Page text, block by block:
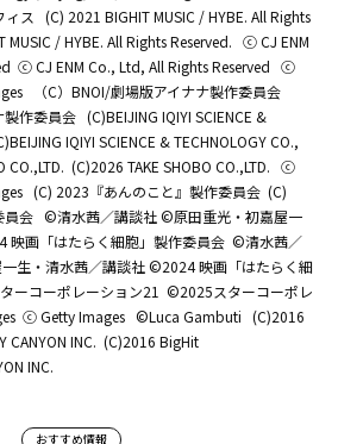
ス
(C) 2021 BIGHIT MUSIC / HYBE. All Rights
MUSIC / HYBE. All Rights Reserved. ⓒ CJ ENM
ⓒ CJ ENM Co., Ltd, All Rights Reserved ⓒ
（C）BNOI/劇場版アイナナ製作委員会
製作委員会 (C)BEIJING IQIYI SCIENCE &
IQIYI SCIENCE & TECHNOLOGY CO.,
CO.,LTD. (C)2026 TAKE SHOBO CO.,LTD. ⓒ
(C) 2023『あんのこと』製作委員会 (C)
員会 ©清水茜／講談社 ©原田重光・初嘉屋一
映画「はたらく細胞」製作委員会 ©清水茜／
生・清水茜／講談社 ©2024 映画「はたらく細
ーコーポレーション21 ©2025スターコーポレ
ⓒ Getty Images ©Luca Gambuti (C)2016
INC. (C)2016 BigHit
INC.
おすすめ情報